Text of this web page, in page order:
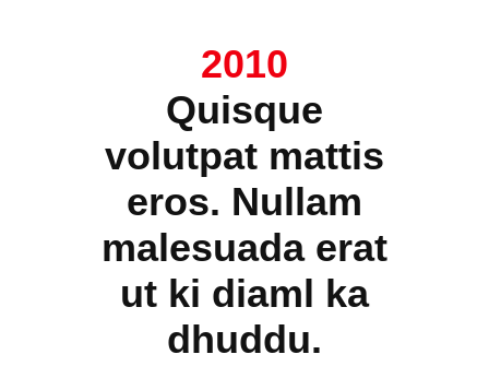
2010
Quisque
volutpat mattis
eros. Nullam
malesuada erat
ut ki diaml ka
dhuddu.